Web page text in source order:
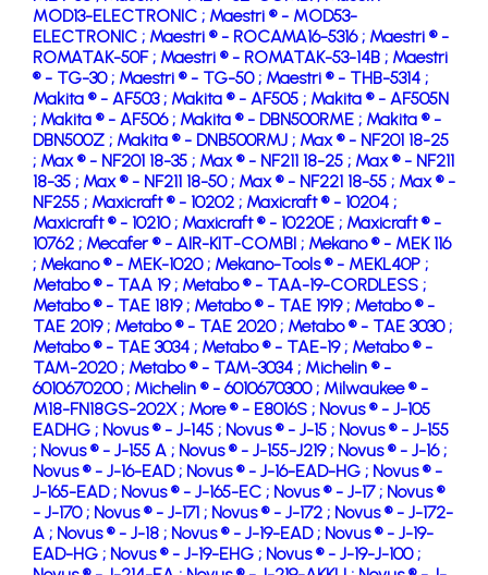
MOD13-ELECTRONIC ; Maestri ® - MOD53-
ELECTRONIC ; Maestri ® - ROCAMA16-5316 ; Maestri ® -
ROMATAK-50F ; Maestri ® - ROMATAK-53-14B ; Maestri
® - TG-30 ; Maestri ® - TG-50 ; Maestri ® - THB-5314 ;
Makita ® - AF503 ; Makita ® - AF505 ; Makita ® - AF505N
; Makita ® - AF506 ; Makita ® - DBN500RME ; Makita ® -
DBN500Z ; Makita ® - DNB500RMJ ; Max ® - NF201 18-25
; Max ® - NF201 18-35 ; Max ® - NF211 18-25 ; Max ® - NF211
18-35 ; Max ® - NF211 18-50 ; Max ® - NF221 18-55 ; Max ® -
NF255 ; Maxicraft ® - 10202 ; Maxicraft ® - 10204 ;
Maxicraft ® - 10210 ; Maxicraft ® - 10220E ; Maxicraft ® -
10762 ; Mecafer ® - AIR-KIT-COMBI ; Mekano ® - MEK 116
; Mekano ® - MEK-1020 ; Mekano-Tools ® - MEKL40P ;
Metabo ® - TAA 19 ; Metabo ® - TAA-19-CORDLESS ;
Metabo ® - TAE 1819 ; Metabo ® - TAE 1919 ; Metabo ® -
TAE 2019 ; Metabo ® - TAE 2020 ; Metabo ® - TAE 3030 ;
Metabo ® - TAE 3034 ; Metabo ® - TAE-19 ; Metabo ® -
TAM-2020 ; Metabo ® - TAM-3034 ; Michelin ® -
6010670200 ; Michelin ® - 6010670300 ; Milwaukee ® -
M18-FN18GS-202X ; More ® - E8016S ; Novus ® - J-105
EADHG ; Novus ® - J-145 ; Novus ® - J-15 ; Novus ® - J-155
; Novus ® - J-155 A ; Novus ® - J-155-J219 ; Novus ® - J-16 ;
Novus ® - J-16-EAD ; Novus ® - J-16-EAD-HG ; Novus ® -
J-165-EAD ; Novus ® - J-165-EC ; Novus ® - J-17 ; Novus ®
- J-170 ; Novus ® - J-171 ; Novus ® - J-172 ; Novus ® - J-172-
A ; Novus ® - J-18 ; Novus ® - J-19-EAD ; Novus ® - J-19-
EAD-HG ; Novus ® - J-19-EHG ; Novus ® - J-19-J-100 ;